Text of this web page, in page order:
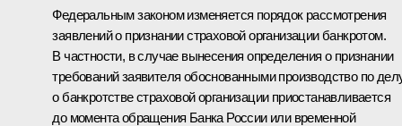
Федеральным законом изменяется порядок рассмотрения
заявлений о признании страховой организации банкротом.
В частности, в случае вынесения определения о признании
требований заявителя обоснованными производство по
о банкротстве страховой организации приостанавливается
до момента обращения Банка России или временной